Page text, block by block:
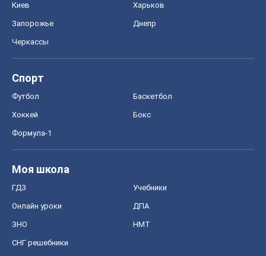
Киев Харьков
Запорожье Днепр
Черкассы
Спорт
Футбол Баскетбол
Хоккей Бокс
Формула-1
Моя школа
ГДЗ Учебники
Онлайн уроки ДПА
ЗНО НМТ
СНГ решебники